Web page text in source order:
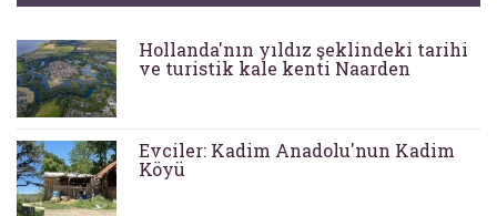
Hollanda'nın yıldız şeklindeki tarihi
ve turistik kale kenti Naarden
Evciler: Kadim Anadolu'nun Kadim
Köyü